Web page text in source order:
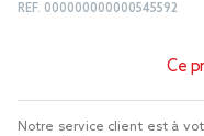
REF. 000000000000545592
Ce
Notre service client est à